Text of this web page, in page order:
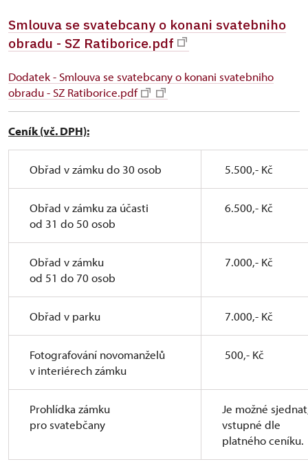
Smlouva se svatebcany o konani svatebniho
obradu - SZ Ratiborice.pdf
Dodatek - Smlouva se svatebcany o konani svatebniho
obradu - SZ Ratiborice.pdf
Ceník (vč. DPH):
Obřad v zámku do 30 osob 5.500,- Kč
Obřad v zámku za účasti
od 31 do 50 osob
6.500,- Kč
Obřad v zámku
od 51 do 70 osob
7.000,- Kč
Obřad v parku 7.000,- Kč
Fotografování novomanželů
v interiérech zámku
500,- Kč
Prohlídka zámku
pro svatebčany
Je možné
vstupné dle
platného ceníku.